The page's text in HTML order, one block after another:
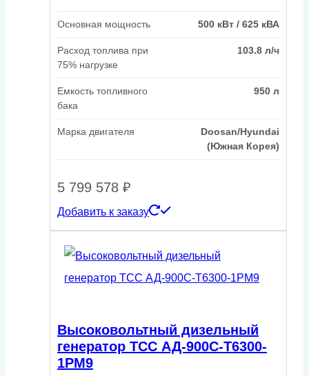
Основная мощность 500 кВт / 625 кВА
Расход топлива при
75% нагрузке
103.8 л/ч
Емкость топливного
бака
950 л
Марка двигателя
Doosan/Hyundai
(Южная Корея)
5 799 578 ₽
Добавить к заказу
Высоковольтный дизельный
генератор ТСС АД-900С-Т6300-
1РМ9